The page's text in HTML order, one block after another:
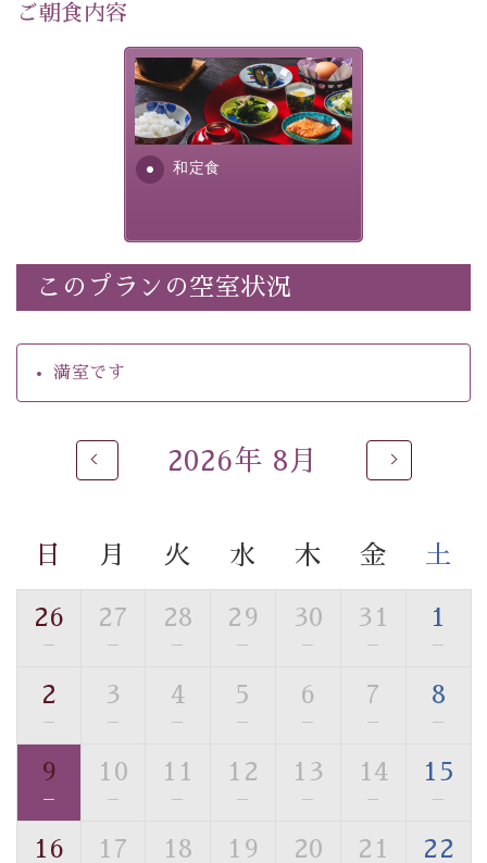
徹底した衛生管理を行っております。
----------------------------------------------
・宿泊料金10%OFF
・朝夕個室料亭で個室食
・諏訪大社4社を巡る無料参拝バス（事前予約制）
・就寝用パジャマをご用意
・環境に配慮したアメニティをご用意
・館内フリーWi-Fi
・チェックイン15時、チェックアウト10時
【お食事】
・夕食は地産地消の創作和会席 美湖膳（二十四節気と
【温泉】
の効果が高い、極めて希有な源泉です。身も心も癒され
■お座敷風呂（大浴場）
温泉の成分に合わせ、防菌防カビの特殊素材の畳を使
用。 足元が柔らかく、そして滑りにくい畳のお風呂で
す。
※男性大浴場までのご移動には階段がございます。 予め
ご了承のほどお願いいたします。
ご朝食内容
和定食
さっぱりとした和食膳に使わ
れる食材は、諏訪の名産品を
ふんだんに取り入れ、安心・
安全を心掛けた長野県産...
このプランの空室状況
満室です
2026年 8月
日 月 火 水 木 金 土
26
—
27
—
28
—
29
—
30
—
31
—
1
—
2
—
3
—
4
—
5
—
6
—
7
—
8
—
9
—
10
—
11
—
12
—
13
—
14
—
15
—
16 17 18 19 20 21 22